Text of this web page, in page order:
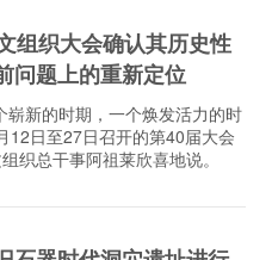
组织大会确认其历史性
问题上的重新定位
崭新的时期，一个焕发活力的时
12日至27日召开的第40届大会
织总干事阿祖莱欣喜地说。